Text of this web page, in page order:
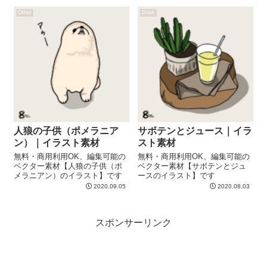
Other
人狼の子供（ポメラニア
ン）｜イラスト素材
無料・商用利用OK、編集可能の
ベクター素材【人狼の子供（ポ
メラニアン）のイラスト】です
2020.09.05
Drink
サボテンとジュース｜イラ
スト素材
無料・商用利用OK、編集可能の
ベクター素材【サボテンとジュ
ースのイラスト】です
2020.08.03
スポンサーリンク